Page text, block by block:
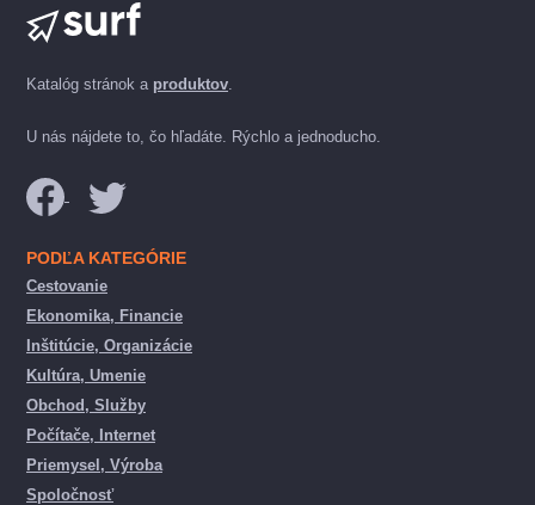
Katalóg stránok a produktov.
U nás nájdete to, čo hľadáte. Rýchlo a jednoducho.
PODĽA KATEGÓRIE
Cestovanie
Ekonomika, Financie
Inštitúcie, Organizácie
Kultúra, Umenie
Obchod, Služby
Počítače, Internet
Priemysel, Výroba
Spoločnosť